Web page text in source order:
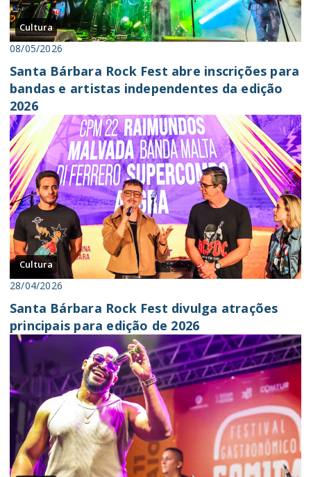
Cultura
08/05/2026
Santa Bárbara Rock Fest abre inscrições para
bandas e artistas independentes da edição
2026
Cultura
28/04/2026
Santa Bárbara Rock Fest divulga atrações
principais para edição de 2026